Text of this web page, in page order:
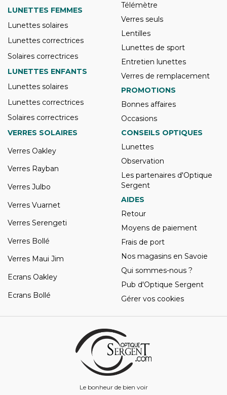
Le bonheur de bien voir
LUNETTES FEMMES
Lunettes solaires
Lunettes correctrices
Solaires correctrices
LUNETTES ENFANTS
Lunettes solaires
Lunettes correctrices
Solaires correctrices
Télémètre
Verres seuls
Lentilles
Lunettes de sport
Entretien lunettes
Verres de remplacement
PROMOTIONS
Bonnes affaires
Occasions
VERRES SOLAIRES
Verres Oakley
Verres Rayban
Verres Julbo
Verres Vuarnet
Verres Serengeti
Verres Bollé
Verres Maui Jim
Ecrans Oakley
Ecrans Bollé
CONSEILS OPTIQUES
Lunettes
Observation
Les partenaires d'Optique
Sergent
AIDES
Retour
Moyens de paiement
Frais de port
Nos magasins en Savoie
Qui sommes-nous ?
Pub d'Optique Sergent
Gérer vos cookies